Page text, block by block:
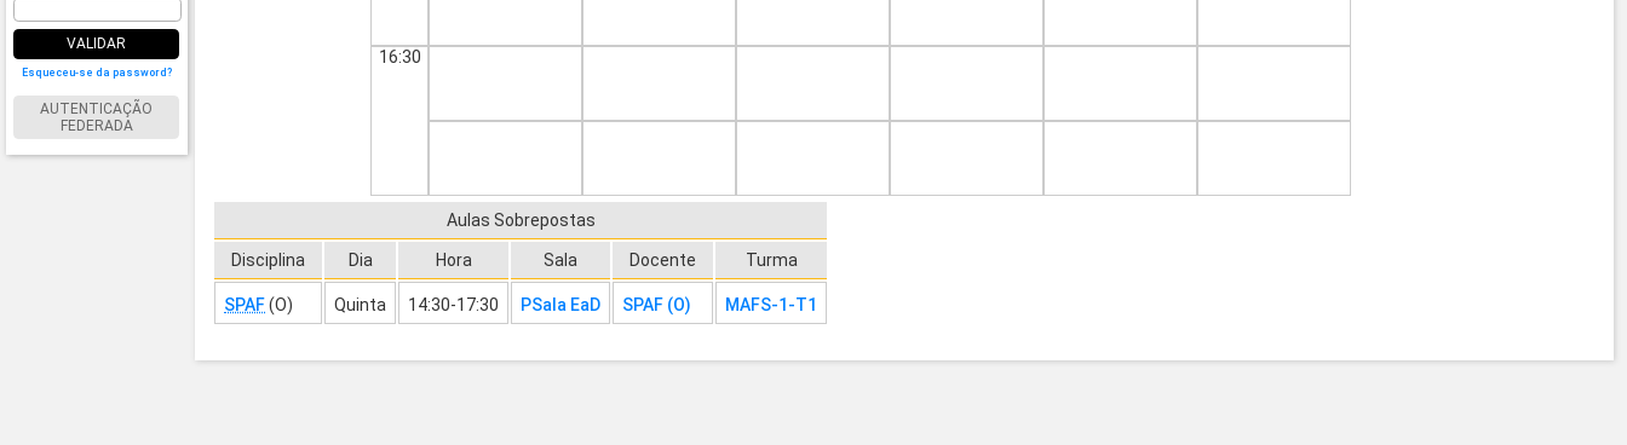
VALIDAR
Esqueceu-se da password?
AUTENTICAÇÃO
FEDERADA
16:30
Aulas Sobrepostas
Disciplina Dia Hora Sala Docente Turma
SPAF(O) Quinta 14:30-17:30 PSala EaD SPAF (O) MAFS-1-T1